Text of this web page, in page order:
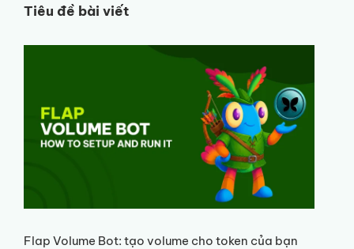
Tiêu đề bài viết
Flap Volume Bot: tạo volume cho token của bạn